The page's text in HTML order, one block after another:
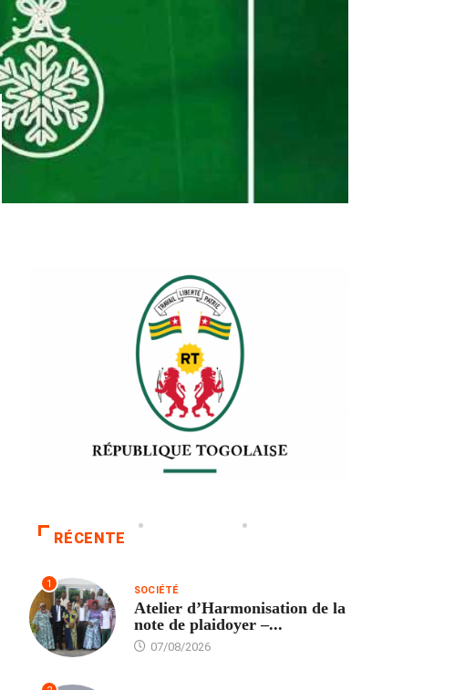
RÉCENTE
1 SOCIÉTÉ
Atelier d’Harmonisation de la
note de plaidoyer –...
07/08/2026